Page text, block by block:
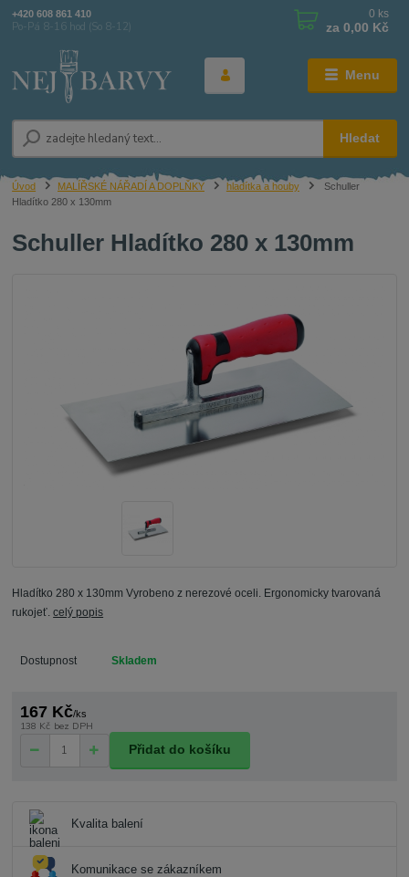
Menu
Hledat
+420 608 861 410
Po-Pá 8-16 hod (So 8-12)
0 ks
za 0,00 Kč
Úvod MALÍŘSKÉ NÁŘADÍ A DOPLŇKY hladítka a houby
Schuller
Hladítko 280 x 130mm
Schuller Hladítko 280 x 130mm
Hladítko 280 x 130mm Vyrobeno z nerezové oceli. Ergonomicky tvarovaná
rukojeť.celý popis
Dostupnost Skladem
167 Kč/ks
138 Kč bez DPH
Přidat do košíku
Kvalita balení
Komunikace se zákazníkem